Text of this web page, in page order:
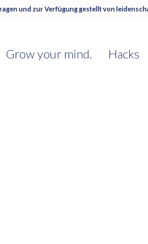
und zur Verfügung gestellt von
Grow your mind. Hacks